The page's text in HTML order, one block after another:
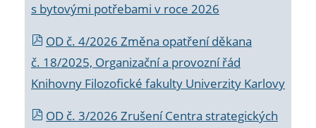
s bytovými potřebami v roce 2026
OD č. 4/2026 Změna opatření děkana
č. 18/2025, Organizační a provozní řád
Knihovny Filozofické fakulty Univerzity Karlovy
OD č. 3/2026 Zrušení Centra strategických